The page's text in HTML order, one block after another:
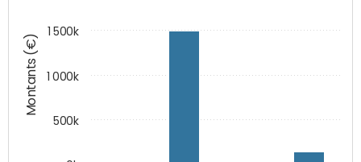
Montants (€)
500k
1 000k
1 500k